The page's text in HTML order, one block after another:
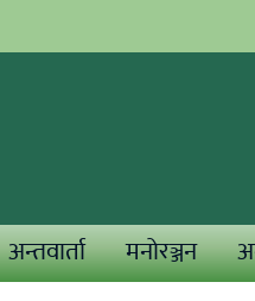
अन्तवार्ता मनोरञ्जन